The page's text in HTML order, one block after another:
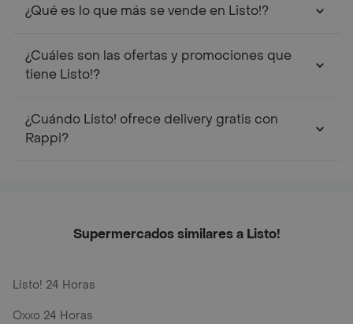
¿Qué es lo que más se vende en Listo!?
¿Cuáles son las ofertas y promociones que
tiene Listo!?
¿Cuándo Listo! ofrece delivery gratis con
Rappi?
Supermercados similares a Listo!
Listo! 24 Horas
Oxxo 24 Horas